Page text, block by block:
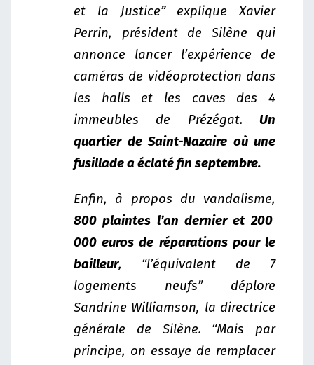
et la Justice” explique Xavier
Perrin, président de Silène qui
annonce lancer l’expérience de
caméras de vidéoprotection dans
les halls et les caves des 4
immeubles de Prézégat. Un
quartier de Saint-Nazaire où une
fusillade a éclaté fin septembre.
Enfin, à propos du vandalisme,
800 plaintes l’an dernier et 200
000 euros de réparations pour le
bailleur, “l’équivalent de 7
logements neufs” déplore
Sandrine Williamson, la directrice
générale de Silène. “Mais par
principe, on essaye de remplacer